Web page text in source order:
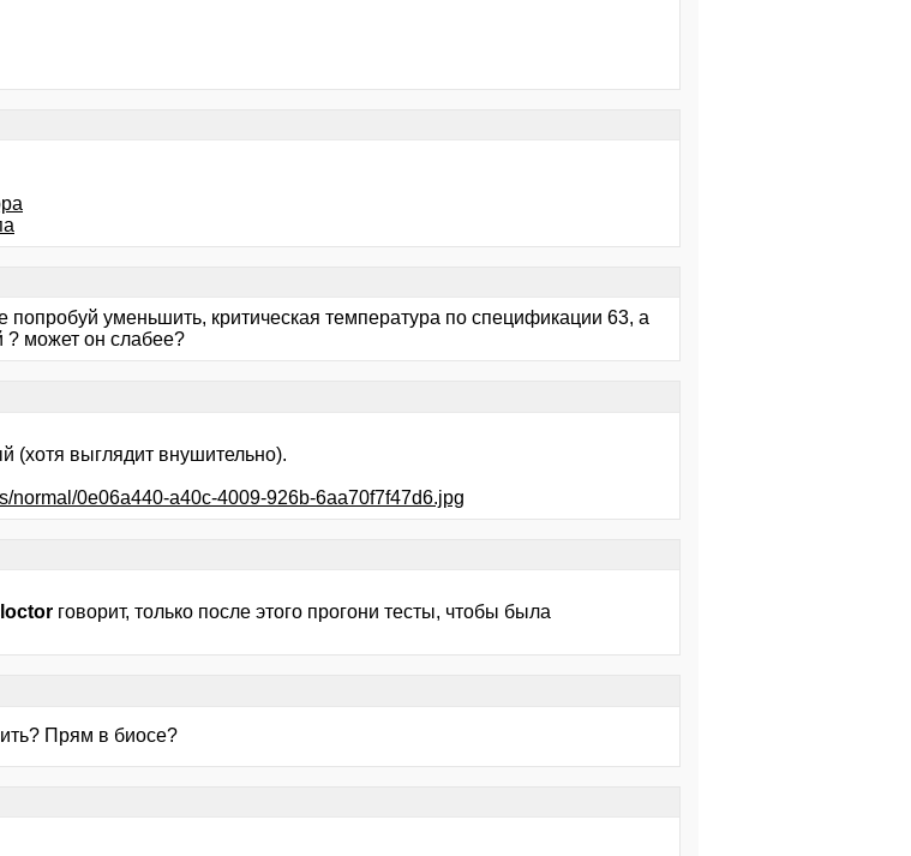
попробуй уменьшить, критическая температура по спецификации 63, а
? может он слабее?
(хотя выглядит внушительно).
normal/0e06a440-a40c-4009-926b-6aa70f7f47d6.jpg
говорит, только после этого прогони тесты, чтобы была
Прям в биосе?